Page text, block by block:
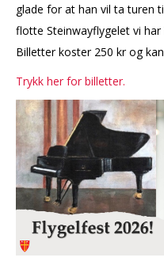
glade for at han vil ta turen
flotte Steinwayflygelet vi
Billetter koster 250 kr og
Trykk her for billetter.